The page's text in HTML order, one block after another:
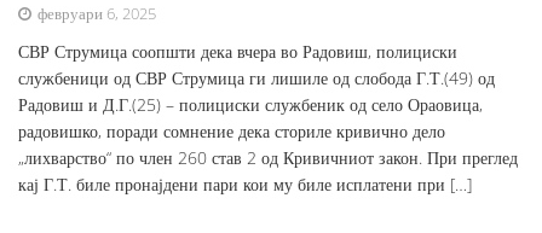
февруари 6, 2025
СВР Струмица соопшти дека вчера во Радовиш, полициски
службеници од СВР Струмица ги лишиле од слобода Г.Т.(49) од
Радовиш и Д.Г.(25) – полициски службеник од село Ораовица,
радовишко, поради сомнение дека сториле кривично дело
„лихварство“ по член 260 став 2 од Кривичниот закон. При преглед
кај Г.Т. биле пронајдени пари кои му биле исплатени при […]